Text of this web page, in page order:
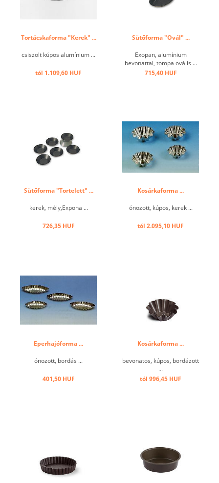
Tortácskaforma "Kerek" ...
csiszolt kúpos alumínium ...
tól 1.109,60 HUF
Sütőforma "Ovál" ...
Exopan, alumínium
bevonattal, tompa ovális ...
715,40 HUF
Sütőforma "Tortelett" ...
kerek, mély,Expona ...
726,35 HUF
Kosárkaforma ...
ónozott, kúpos, kerek ...
tól 2.095,10 HUF
Eperhajóforma ...
ónozott, bordás ...
401,50 HUF
Kosárkaforma ...
bevonatos, kúpos, bordázott
...
tól 996,45 HUF